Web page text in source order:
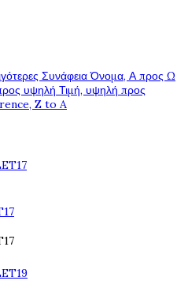
ΣυνάφειαΌνομα, Α προς Ω
υψηλή Τιμή, υψηλή προς
Z to A